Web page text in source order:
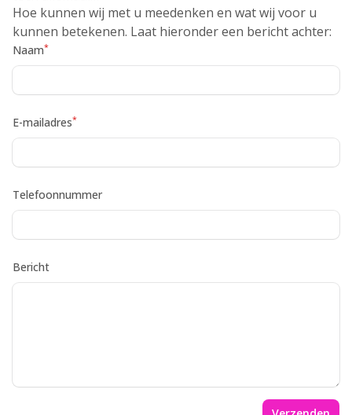
Hoe kunnen wij met u meedenken en wat wij voor u
kunnen betekenen. Laat hieronder een bericht achter:
Naam*
E-mailadres*
Telefoonnummer
Bericht